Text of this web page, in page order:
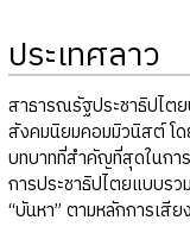
ประเทศลาว
สาธารณรัฐประชาธิปไต
สังคมนิยมคอมมิวนิสต์ โ
บทบาทที่สำคัญที่สุดในกา
การประชาธิปไตยแบบร
“บันหา” ตามหลักการเสี